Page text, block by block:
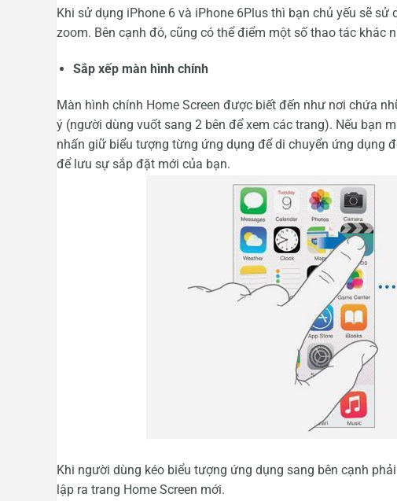
Khi sử dụng iPhone 6 và iPhone 6Plus thì bạn chủ yếu sẽ
zoom. Bên cạnh đó, cũng có thể điểm một số thao tác khác
Sắp xếp màn hình chính
Màn hình chính Home Screen được biết đến như nơi chứa
ý (người dùng vuốt sang 2 bên để xem các trang). Nếu bạn
nhấn giữ biểu tượng từng ứng dụng để di chuyển ứng dụng
để lưu sự sắp đặt mới của bạn.
Khi người dùng kéo biểu tượng ứng dụng sang bên cạnh
lập ra trang Home Screen mới.